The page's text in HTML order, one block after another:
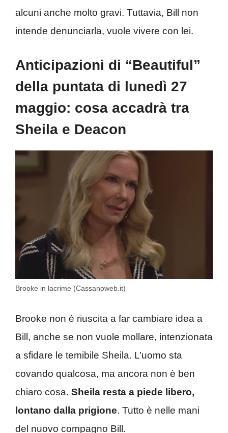
alcuni anche molto gravi. Tuttavia, Bill non
intende denunciarla, vuole vivere con lei.
Anticipazioni di “Beautiful”
della puntata di lunedì 27
maggio: cosa accadrà tra
Sheila e Deacon
Brooke in lacrime (Cassanoweb.it)
Brooke non è riuscita a far cambiare idea a
Bill, anche se non vuole mollare, intenzionata
a sfidare le temibile Sheila. L’uomo sta
covando qualcosa, ma ancora non è ben
chiaro cosa. Sheila resta a piede libero,
lontano dalla prigione. Tutto è nelle mani
del nuovo compagno Bill.